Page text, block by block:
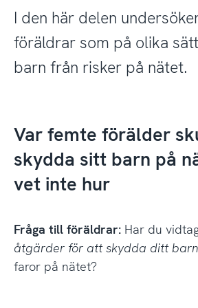
I den här delen
föräldrar som på olika
barn från risker på nätet.
Var femte förälder
skydda sitt barn på
vet inte hur
Fråga till föräldrar:Har du
åtgärder för att skydda ditt barn
faror på nätet?